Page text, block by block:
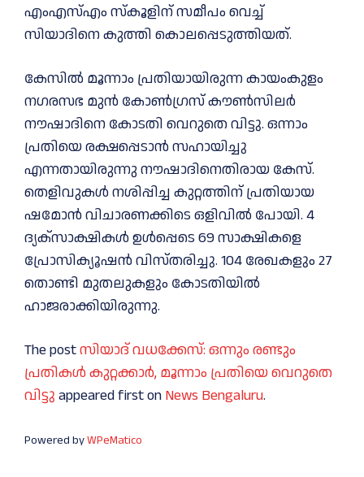
എംഎസ്എം സ്‌കൂളിന് സമീപം വെച്ച്
സിയാദിനെ കുത്തി കൊലപ്പെടുത്തിയത്.
കേസില്‍ മൂന്നാം പ്രതിയായിരുന്ന കായംകുളം
നഗരസഭ മുന്‍ കോണ്‍ഗ്രസ് കൗണ്‍സിലര്‍
നൗഷാദിനെ കോടതി വെറുതെ വിട്ടു. ഒന്നാം
പ്രതിയെ രക്ഷപ്പെടാന്‍ സഹായിച്ചു
എന്നതായിരുന്നു നൗഷാദിനെതിരായ കേസ്.
തെളിവുകള്‍ നശിപ്പിച്ച കുറ്റത്തിന് പ്രതിയായ
ഷമോന്‍ വിചാരണക്കിടെ ഒളിവില്‍ പോയി. 4
ദ്യക്സാക്ഷികള്‍ ഉള്‍പ്പെടെ 69 സാക്ഷികളെ
പ്രോസിക്യൂഷന്‍ വിസ്തരിച്ചു. 104 രേഖകളും 27
തൊണ്ടി മുതലുകളും കോടതിയില്‍
ഹാജരാക്കിയിരുന്നു.
The postസിയാദ് വധക്കേസ്: ഒന്നും രണ്ടും
പ്രതികള്‍ കുറ്റക്കാര്‍, മൂന്നാം പ്രതിയെ വെറുതെ
വിട്ടു appeared first on News Bengaluru.
Powered byWPeMatico